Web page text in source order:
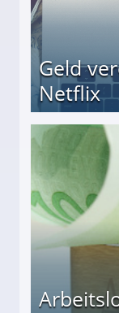
Geld
Netflix